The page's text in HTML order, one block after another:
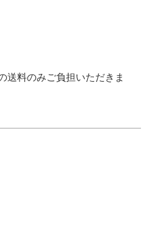
送料のみご負担いただきま